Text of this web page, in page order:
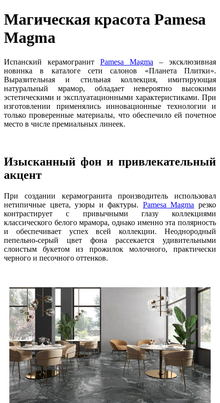
Магическая красота Pamesa
Magma
Испанский керамогранит Pamesa Magma – эксклюзивная
новинка в каталоге сети салонов «Планета Плитки».
Выразительная и стильная коллекция, имитирующая
натуральный мрамор, обладает невероятно высокими
эстетическими и эксплуатационными характеристиками. При
изготовлении применялись инновационные технологии и
только проверенные материалы, что обеспечило ей почетное
место в числе премиальных линеек.
Изысканный фон и привлекательный
акцент
При создании керамогранита производитель использовал
нетипичные цвета, узоры и фактуры. Pamesa Magma резко
контрастирует с привычными глазу коллекциями
классического белого мрамора, однако именно эта полярность
и обеспечивает успех всей коллекции. Неоднородный
пепельно-серый цвет фона рассекается удивительными
слоистым букетом из прожилок молочного, практически
черного и песочного оттенков.